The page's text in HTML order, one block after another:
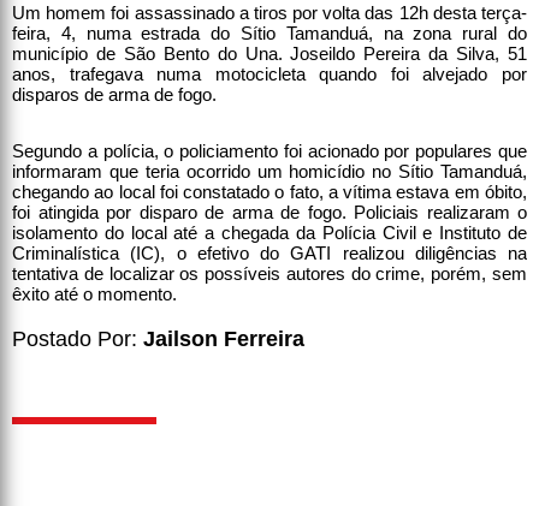
Um homem foi assassinado a tiros por volta das 12h desta terça-
feira, 4, numa estrada do Sítio Tamanduá, na zona rural do
município de São Bento do Una. Joseildo Pereira da Silva, 51
anos, trafegava numa motocicleta quando foi alvejado por
disparos de arma de fogo.
Segundo a polícia, o policiamento foi acionado por populares que
informaram que teria ocorrido um homicídio no Sítio Tamanduá,
chegando ao local foi constatado o fato, a vítima estava em óbito,
foi atingida por disparo de arma de fogo. Policiais realizaram o
isolamento do local até a chegada da Polícia Civil e Instituto de
Criminalística (IC), o efetivo do GATI realizou diligências na
tentativa de localizar os possíveis autores do crime, porém, sem
êxito até o momento.
Postado Por: Jailson Ferreira